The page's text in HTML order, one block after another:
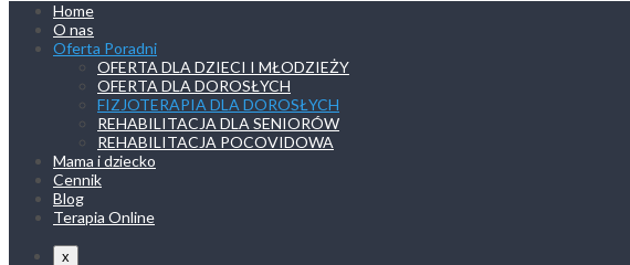
Home
O nas
Oferta Poradni
OFERTA DLA DZIECI I MŁODZIEŻY
OFERTA DLA DOROSŁYCH
FIZJOTERAPIA DLA DOROSŁYCH
REHABILITACJA DLA SENIORÓW
REHABILITACJA POCOVIDOWA
Mama i dziecko
Cennik
Blog
Terapia Online
x